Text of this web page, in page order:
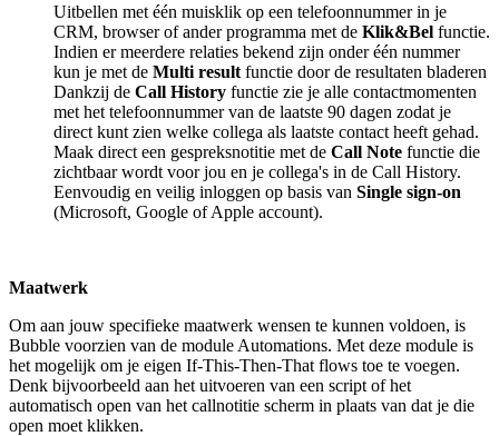
Uitbellen met één muisklik op een telefoonnummer in je
CRM, browser of ander programma met de Klik&Bel functie.
Indien er meerdere relaties bekend zijn onder één nummer
kun je met de Multi result functie door de resultaten bladeren
Dankzij de Call History functie zie je alle contactmomenten
met het telefoonnummer van de laatste 90 dagen zodat je
direct kunt zien welke collega als laatste contact heeft gehad.
Maak direct een gespreksnotitie met de Call Note functie die
zichtbaar wordt voor jou en je collega's in de Call History.
Eenvoudig en veilig inloggen op basis van Single sign-on
(Microsoft, Google of Apple account).
Maatwerk
Om aan jouw specifieke maatwerk wensen te kunnen voldoen, is
Bubble voorzien van de module Automations. Met deze module is
het mogelijk om je eigen If-This-Then-That flows toe te voegen.
Denk bijvoorbeeld aan het uitvoeren van een script of het
automatisch open van het callnotitie scherm in plaats van dat je die
open moet klikken.